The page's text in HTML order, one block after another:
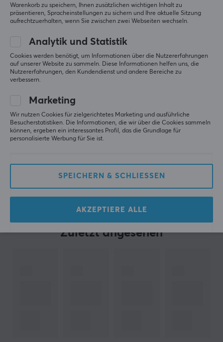
MaxMount
Ergonomischer
Bürostuhl aus Stoff -
Schwarz
(0)
249.90 €
MEHR ANZEIGEN...
Zeigen1-11
Zuletzt angesehen
Warenkorb zu speichern, Ihnen zusätzlichen wichtigen Inhalt zu
präsentieren, Spracheinstellungen zu sichern und Ihre aktuelle Sitzung
aufrechtzuerhalten, wenn Sie zwischen zwei Webseiten wechseln.
Analytik und Statistik
Cookies werden benötigt, um Informationen über die Nutzererfahrungen
auf unserer Website zu sammeln. Diese Informationen helfen uns, die
Nutzererfahrungen, den Kundendienst und andere Bereiche zu
verbessern.
Marketing
Wir nutzen Cookies für zielgerichtetes Marketing und ausführliche
Besucherstatistiken. Die Informationen, die wir über die Cookies sammeln
können, ergeben ein interessantes Profil, das die Grundlage für
personalisierte Werbung für Sie ist.
SPEICHERN & SCHLIESSEN
AKZEPTIERE ALLE